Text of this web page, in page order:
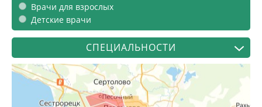
Врачи для взрослых
Детские врачи
СПЕЦИАЛЬНОСТИ